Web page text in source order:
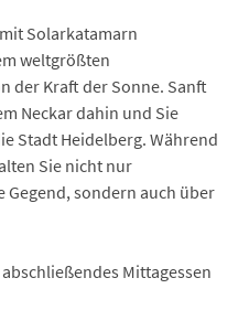
Solarkatamarn
weltgrößten
der Kraft der Sonne. Sanft
Neckar dahin und Sie
Stadt Heidelberg. Während
Sie nicht nur
sondern auch über
Mittagessen